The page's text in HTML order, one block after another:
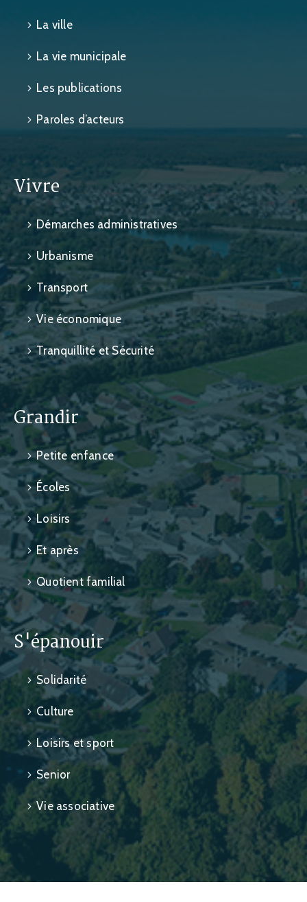
La ville
La vie municipale
Les publications
Paroles d’acteurs
Vivre
Démarches administratives
Urbanisme
Transport
Vie économique
Tranquillité et Sécurité
Grandir
Petite enfance
Écoles
Loisirs
Et après
Quotient familial
S'épanouir
Solidarité
Culture
Loisirs et sport
Senior
Vie associative